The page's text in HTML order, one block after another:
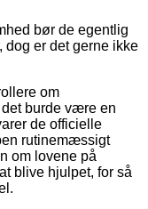
bør de egentlig
dog er det gerne ikke
om
burde være en
de officielle
rutinemæssigt
om lovene på
blive hjulpet, for så